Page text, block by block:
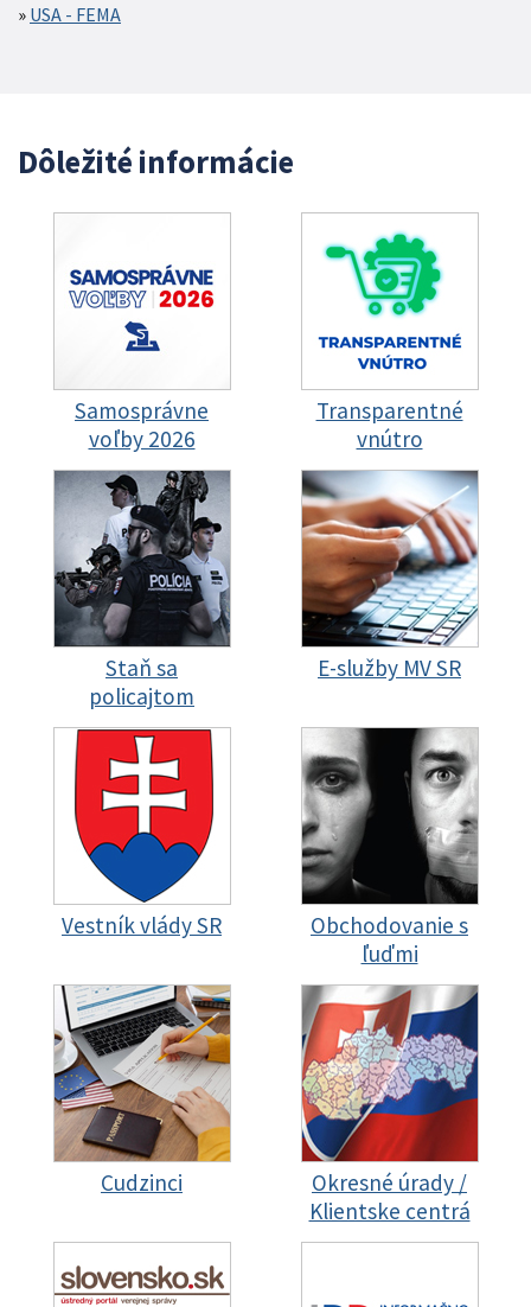
USA - FEMA
Dôležité informácie
Samosprávne
voľby 2026
Transparentné
vnútro
Staň sa
policajtom
E-služby MV SR
Vestník vlády SR
Obchodovanie s
ľuďmi
Cudzinci
Okresné úrady /
Klientske centrá